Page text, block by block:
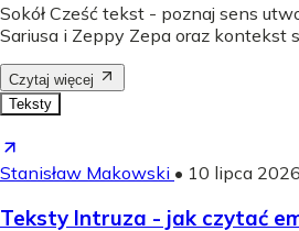
Sokół Cześć tekst - poznaj sens
Sariusa i Zeppy Zepa oraz kontekst
Czytaj więcej
Teksty
Stanisław Makowski • 10 lipca 2026
Teksty Intruza - jak czytać